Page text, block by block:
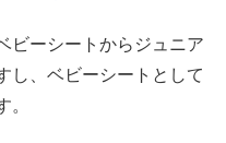
ビーシートからジュニア
し、ベビーシートとして
。